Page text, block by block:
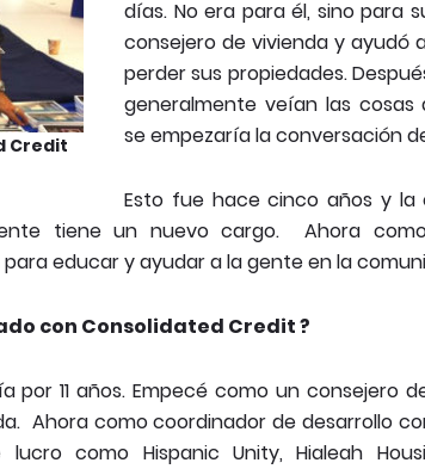
Credit
días. No era para él, sino para
consejero de vivienda y ayudó
perder sus propiedades.
generalmente veían las cosas
se empezaría la conversación
Esto fue hace cinco años y la
tiene un nuevo cargo. Ahora
educar y ayudar a la gente en la
con Consolidated Credit ?
por 11 años. Empecé como un consejero
Ahora como coordinador de desarrollo
como Hispanic Unity, Hialeah